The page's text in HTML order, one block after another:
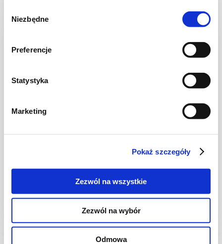
zgody
Niezbędne
Preferencje
Statystyka
Marketing
Pokaż szczegóły
Zezwól na wszystkie
Zezwól na wybór
Odmowa
3628 kcal